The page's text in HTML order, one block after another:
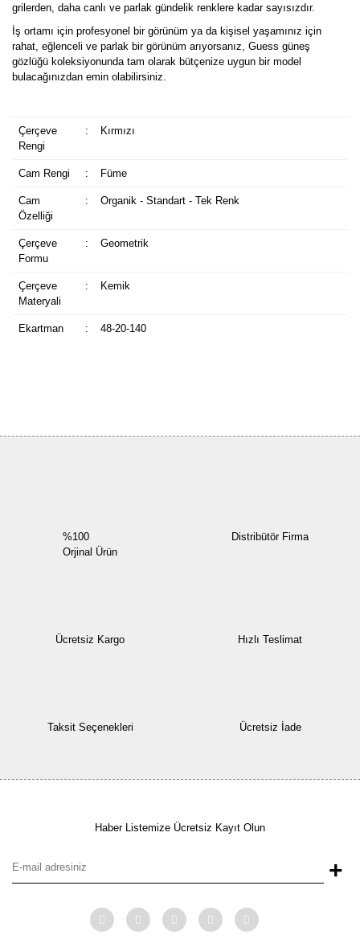
grilerden, daha canlı ve parlak gündelik renklere kadar sayısızdır.
İş ortamı için profesyonel bir görünüm ya da kişisel yaşamınız için
rahat, eğlenceli ve parlak bir görünüm arıyorsanız, Guess güneş
gözlüğü koleksiyonunda tam olarak bütçenize uygun bir model
bulacağınızdan emin olabilirsiniz.
Çerçeve
Rengi
: Kırmızı
Cam Rengi : Füme
Cam
Özelliği
: Organik - Standart - Tek Renk
Çerçeve
Formu
: Geometrik
Çerçeve
Materyali
: Kemik
Ekartman : 48-20-140
%100
Orjinal Ürün
Distribütör Firma
Ücretsiz Kargo Hızlı Teslimat
Taksit Seçenekleri Ücretsiz İade
Haber Listemize Ücretsiz Kayıt Olun
+